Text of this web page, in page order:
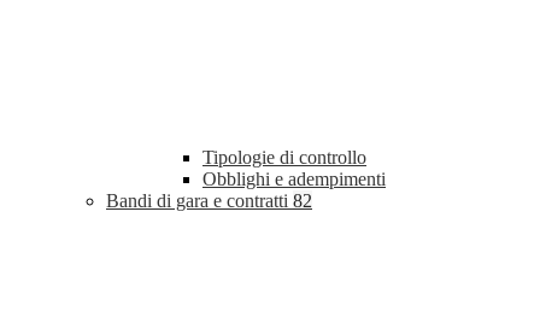
Tipologie di controllo
Obblighi e adempimenti
Bandi di gara e contratti 82